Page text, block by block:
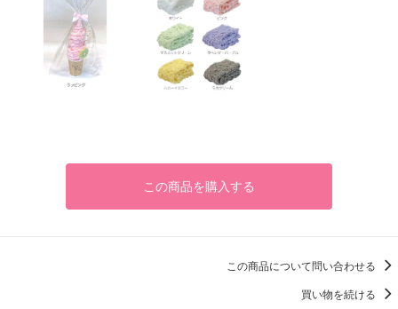
この商品を購入する
この商品について問い合わせる
買い物を続ける